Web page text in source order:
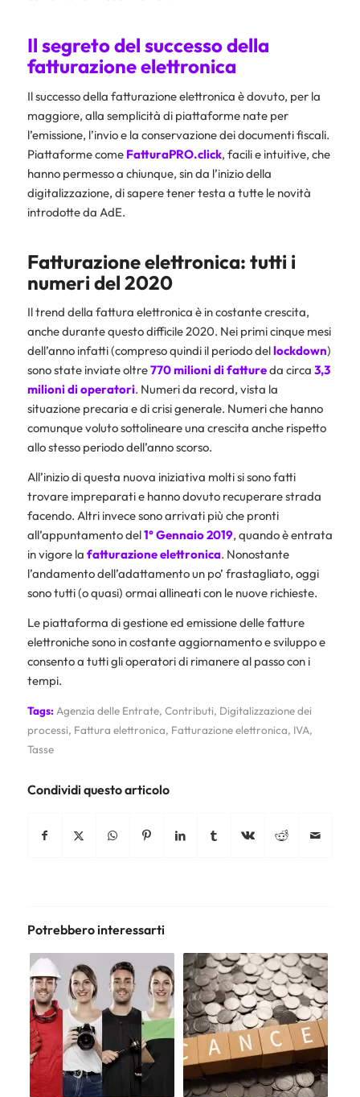
Il segreto del successo della
fatturazione elettronica
Il successo della fatturazione elettronica è dovuto, per la
maggiore, alla semplicità di piattaforme nate per
l’emissione, l’invio e la conservazione dei documenti fiscali.
Piattaforme come FatturaPRO.click, facili e intuitive, che
hanno permesso a chiunque, sin da l’inizio della
digitalizzazione, di sapere tener testa a tutte le novità
introdotte da AdE.
Fatturazione elettronica: tutti i
numeri del 2020
Il trend della fattura elettronica è in costante crescita,
anche durante questo difficile 2020. Nei primi cinque mesi
dell’anno infatti (compreso quindi il periodo dellockdown)
sono state inviate oltre770 milioni di fattureda circa 3,3
milioni di operatori. Numeri da record, vista la
situazione precaria e di crisi generale. Numeri che hanno
comunque voluto sottolineare una crescita anche rispetto
allo stesso periodo dell’anno scorso.
All’inizio di questa nuova iniziativa molti si sono fatti
trovare impreparati e hanno dovuto recuperare strada
facendo. Altri invece sono arrivati più che pronti
all’appuntamento del1° Gennaio 2019, quando è entrata
in vigore la fatturazione elettronica. Nonostante
l’andamento dell’adattamento un po’ frastagliato, oggi
sono tutti (o quasi) ormai allineati con le nuove richieste.
Le piattaforma di gestione ed emissione delle fatture
elettroniche sono in costante aggiornamento e sviluppo e
consento a tutti gli operatori di rimanere al passo con i
tempi.
Tags: Agenzia delle Entrate, Contributi, Digitalizzazione dei
processi, Fattura elettronica, Fatturazione elettronica, IVA,
Tasse
Condividi questo articolo
Potrebbero interessarti